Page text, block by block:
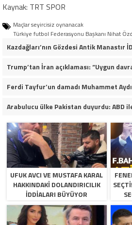
Kaynak: TRT SPOR
Maçlar seyircisiz oynanacak
Türkiye futbol Federasyonu Başkanı Nihat
Ferdi Tayfur’un damadı Muhammet
Arabulucu ülke Pakistan duyurdu: ABD
UFUK AVCI VE MUSTAFA KARAL
HAKKINDAKI DOLANDIRICILIK
İDDIALARI BÜYÜYOR